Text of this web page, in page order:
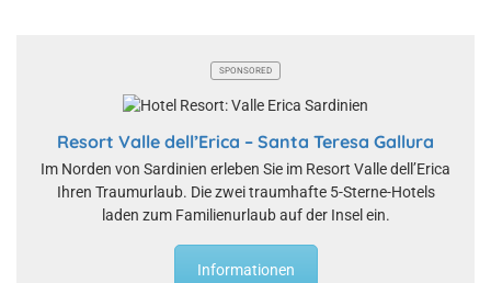
SPONSORED
Resort Valle dell’Erica – Santa Teresa Gallura
Im Norden von Sardinien erleben Sie im Resort Valle dell’Erica
Ihren Traumurlaub. Die zwei traumhafte 5-Sterne-Hotels
laden zum Familienurlaub auf der Insel ein.
Informationen